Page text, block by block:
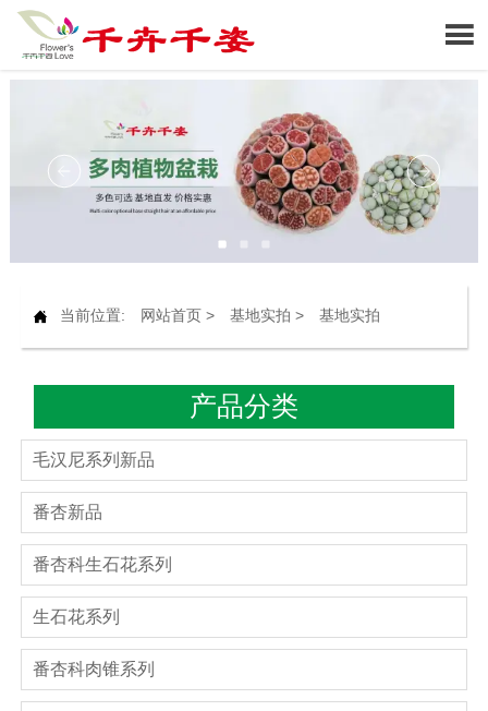

 当前位置: 网站首页> 基地实拍 > 基地实拍
产品分类
毛汉尼系列新品
番杏新品
番杏科生石花系列
生石花系列
番杏科肉锥系列